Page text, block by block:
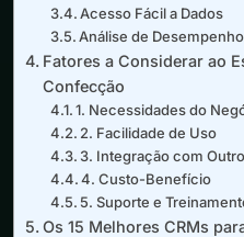
Acesso Fácil a Dados
Análise de Desempenho
Fatores a Considerar ao
Confecção
1. Necessidades do
2. Facilidade de Uso
3. Integração com
4. Custo-Benefício
5. Suporte e
Os 15 Melhores CRMs